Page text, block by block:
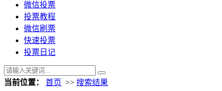
微信投票
投票教程
微信刷票
快速投票
投票日记
当前位置： 首页 >> 搜索结果